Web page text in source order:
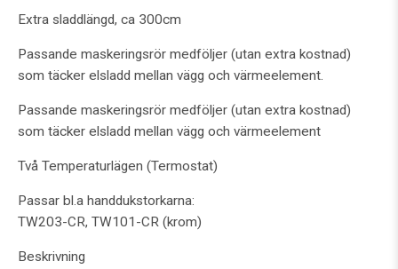
Extra sladdlängd, ca 300cm
Passande maskeringsrör medföljer (utan extra kostnad)
som täcker elsladd mellan vägg och värmeelement.
Passande maskeringsrör medföljer (utan extra kostnad)
som täcker elsladd mellan vägg och värmeelement
Två Temperaturlägen (Termostat)
Passar bl.a handdukstorkarna:
TW203-CR, TW101-CR (krom)
Beskrivning